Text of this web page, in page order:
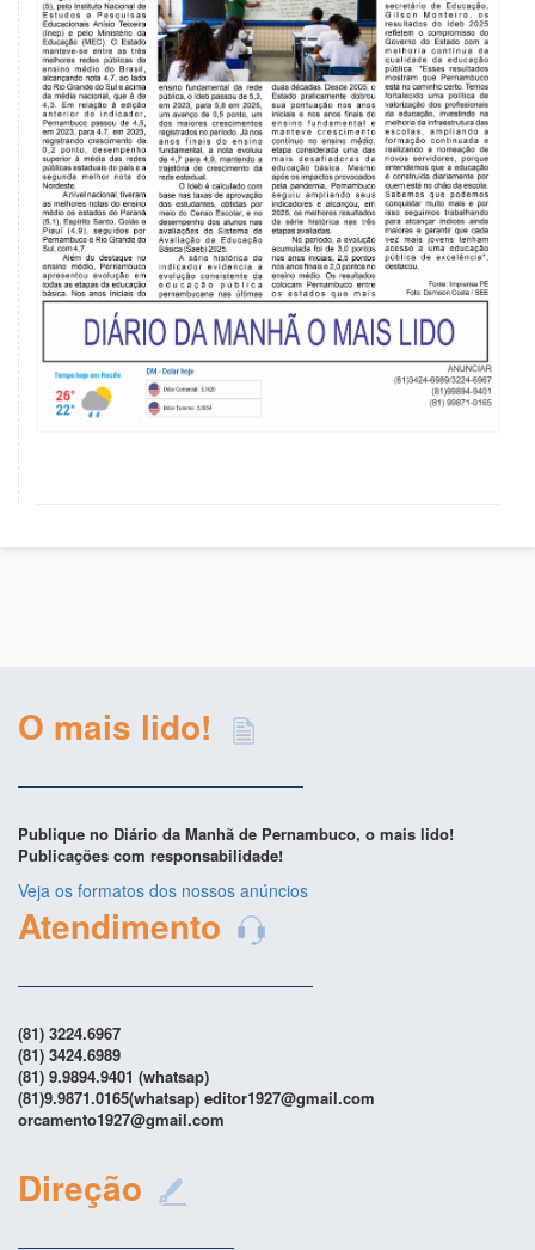
O mais lido!
Publique no Diário da Manhã de Pernambuco, o mais lido!
Publicações com responsabilidade!
Veja os formatos dos nossos anúncios
Atendimento
(81) 3224.6967
(81) 3424.6989
(81) 9.9894.9401 (whatsap)
(81)9.9871.0165(whatsap) editor1927@gmail.com
orcamento1927@gmail.com
Direção